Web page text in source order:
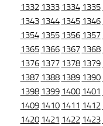
1332 1333 1334 1335
1343 1344 1345 1346
1354 1355 1356 1357
1365 1366 1367 1368
1376 1377 1378 1379
1387 1388 1389 1390
1398 1399 1400 1401
1409 1410 1411 1412
1420 1421 1422 1423